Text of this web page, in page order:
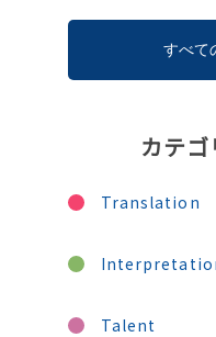
すべて
カテ
Translation
Talent